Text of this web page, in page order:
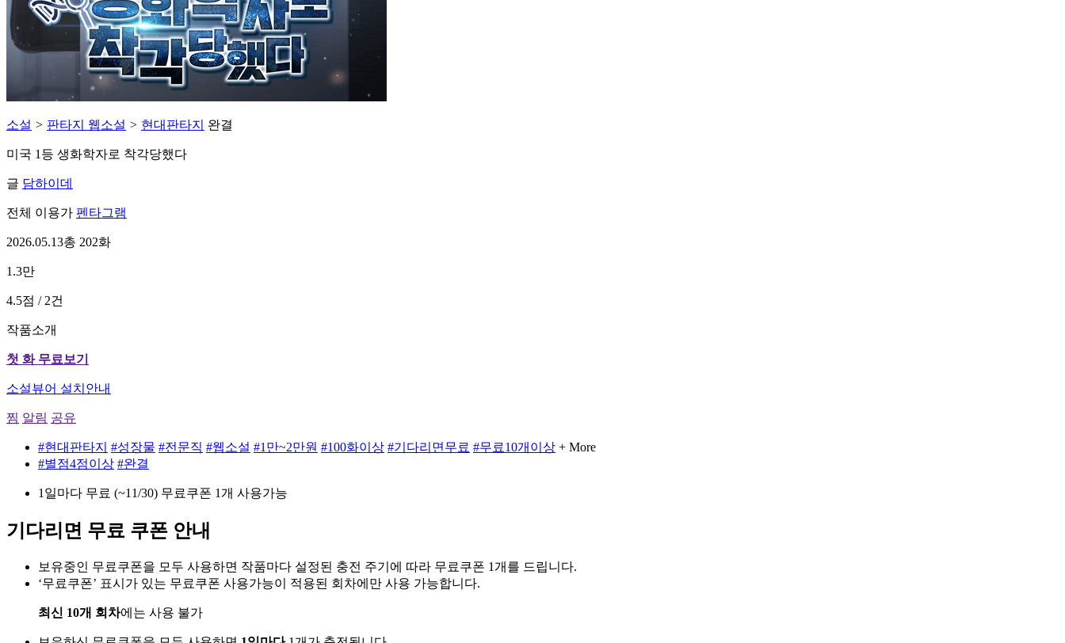
소설 > 판타지 웹소설 > 현대판타지 완결
미국 1등 생화학자로 착각당했다
글 담하이데
전체 이용가 펜타그램
2026.05.13총 202화
1.3만
4.5점 / 2건
작품소개
첫 화 무료보기
소설뷰어 설치안내
찜 알림 공유
#현대판타지 #성장물 #전문직 #웹소설 #1만~2만원 #100화이상 #기다리면무료 #무료10개이상 + More
#별점4점이상 #완결
1일마다 무료 (~11/30) 무료쿠폰 1개 사용가능
기다리면 무료 쿠폰 안내
보유중인 무료쿠폰을 모두 사용하면 작품마다 설정된 충전 주기에 따라 무료쿠폰 1개를 드립니다.
‘무료쿠폰’ 표시가 있는 무료쿠폰 사용가능이 적용된 회차에만 사용 가능합니다.
최신 10개 회차에는 사용 불가